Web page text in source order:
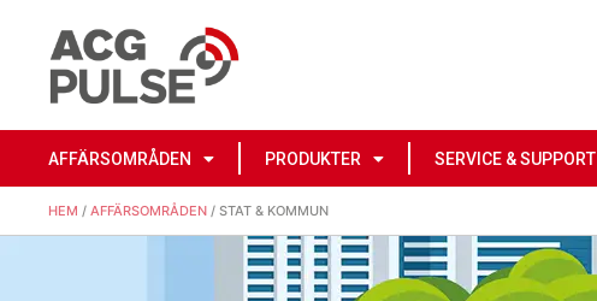
AFFÄRSOMRÅDEN PRODUKTER SERVICE & SUPPORT
HEM / AFFÄRSOMRÅDEN / STAT & KOMMUN